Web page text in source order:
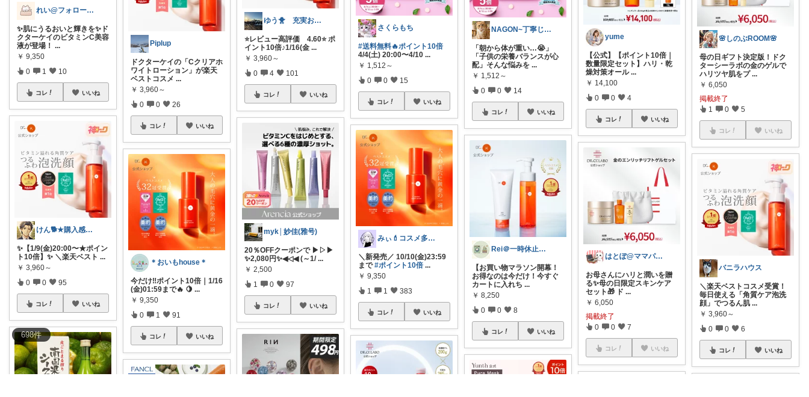
698件
れい@フォロー＆経由購入感謝です♪
✨肌にうるおいと輝きを✨ド
クターケイのビタミンC美容
液が登場！ ...
￥ 9,350
0 1 10
コレ いいね
けん🐕★購入感謝です★（アイコン変更）
✨【1/9(金)20:00〜★ポイン
ト10倍】✨ ＼楽天ベスト ...
￥ 3,960～
0 0 95
コレ いいね
Piplup
ドクターケイの「Cクリアホ
ワイトローション」が楽天
ベストコスメ ...
￥ 3,960～
0 0 26
コレ いいね
＊おいもhouse＊
今だけ‼️ポイント10倍｜1/16
(金)01:59まで🔥 🍋...
￥ 9,350
0 1 91
コレ いいね
ゆう🐥 充実お家時間🏠
⭐️レビュー高評価 4.60⭐️ ポ
イント10倍♪1/16(金 ...
￥ 3,960～
0 4 101
コレ いいね
myk│妙佳(雅号)
20％OFFクーポンで ▶▷▶
✨2,080円✨◀◁◀ (～1/ ...
￥ 2,500
1 0 97
コレ いいね
さくらもち
#送料無料🔥ポイント10倍
4/4(土) 20:00〜4/10 ...
￥ 1,512～
0 0 15
コレ いいね
みぃ💄コスメ多め‪🫶🏻︎‪ゆっくり
＼新発売／ 10/10(金)23:59
まで#ポイント10倍 ...
￥ 9,350
1 1 383
コレ いいね
NAGON~丁寧じゃないくらし～
「朝から体が重い…😭」
「子供の栄養バランスが心
配」そんな悩みを ...
￥ 1,512～
0 0 14
コレ いいね
Rei＠一時休止中 お得品紹介屋さん
【お買い物マラソン開幕！
お得なのは今だけ！今すぐ
カートに入れち ...
￥ 8,250
0 0 8
コレ いいね
yume
【公式】【ポイント10倍｜
数量限定セット】ハリ・乾
燥対策オール ...
￥ 14,100
0 0 4
コレ いいね
はとぽ@ママパパの神育児グッズ✨
お母さんにハリと潤いを贈
る✨母の日限定スキンケア
セット🎁 ド ...
￥ 6,050
掲載終了
0 0 7
コレ いいね
🌸しのぶROOM🌸
母の日ギフト決定版！ドク
ターシーラボの金のゲルで
ハリツヤ肌をプ ...
￥ 6,050
掲載終了
1 0 5
コレ いいね
バニラハウス
＼楽天ベストコスメ受賞！
毎日使える「角質ケア泡洗
顔」でつるん肌 ...
￥ 3,960～
0 0 6
コレ いいね